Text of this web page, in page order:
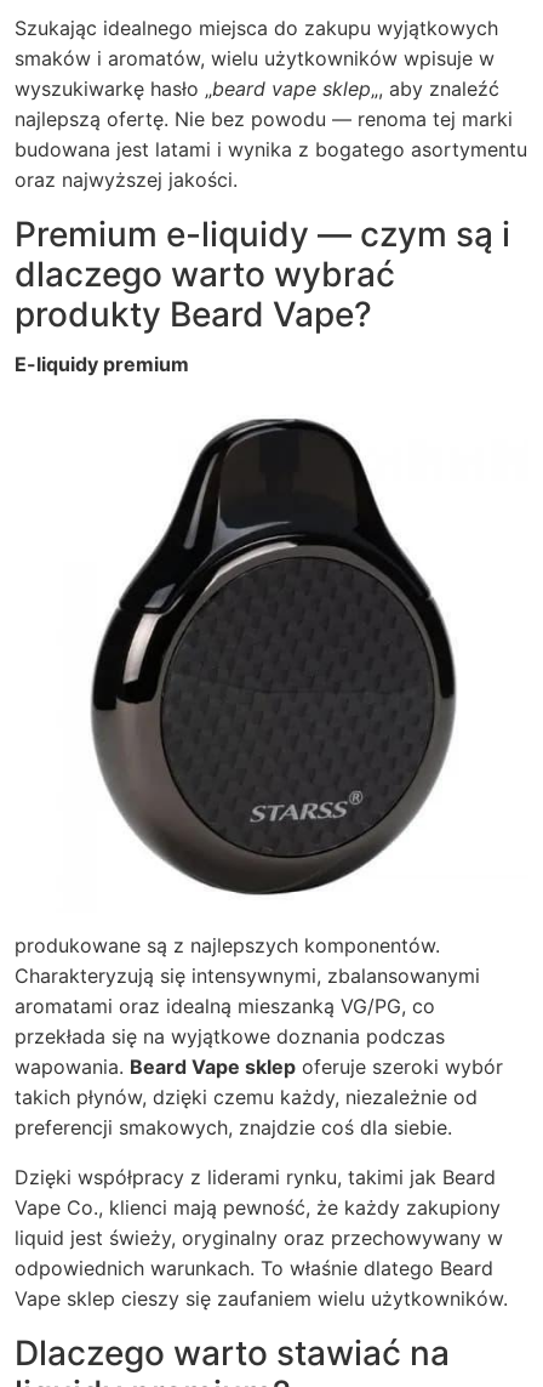
Szukając idealnego miejsca do zakupu wyjątkowych
smaków i aromatów, wielu użytkowników wpisuje w
wyszukiwarkę hasło „beard vape sklep„, aby znaleźć
najlepszą ofertę. Nie bez powodu — renoma tej marki
budowana jest latami i wynika z bogatego asortymentu
oraz najwyższej jakości.
Premium e-liquidy — czym są i
dlaczego warto wybrać
produkty Beard Vape?
E-liquidy premium
produkowane są z najlepszych komponentów.
Charakteryzują się intensywnymi, zbalansowanymi
aromatami oraz idealną mieszanką VG/PG, co
przekłada się na wyjątkowe doznania podczas
wapowania. Beard Vape sklep oferuje szeroki wybór
takich płynów, dzięki czemu każdy, niezależnie od
preferencji smakowych, znajdzie coś dla siebie.
Dzięki współpracy z liderami rynku, takimi jak Beard
Vape Co., klienci mają pewność, że każdy zakupiony
liquid jest świeży, oryginalny oraz przechowywany w
odpowiednich warunkach. To właśnie dlatego Beard
Vape sklep cieszy się zaufaniem wielu użytkowników.
Dlaczego warto stawiać na